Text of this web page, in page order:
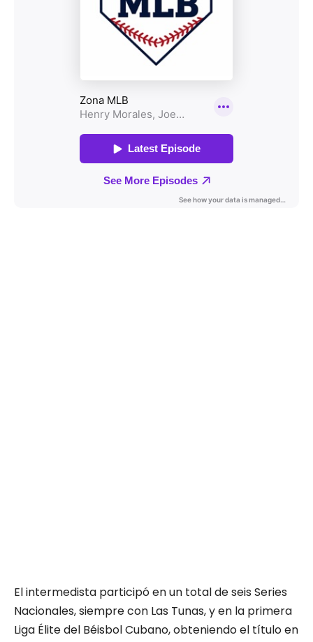
El intermedista participó en un total de seis Series
Nacionales, siempre con Las Tunas, y en la primera
Liga Élite del Béisbol Cubano, obteniendo el título en